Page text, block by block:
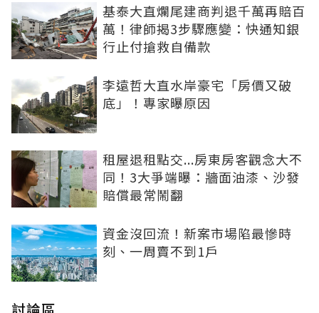
基泰大直爛尾建商判退千萬再賠百
萬！律師揭3步驟應變：快通知銀
行止付搶救自備款
李遠哲大直水岸豪宅「房價又破
底」！專家曝原因
租屋退租點交...房東房客觀念大不
同！3大爭端曝：牆面油漆、沙發
賠償最常鬧翻
資金沒回流！新案市場陷最慘時
刻、一周賣不到1戶